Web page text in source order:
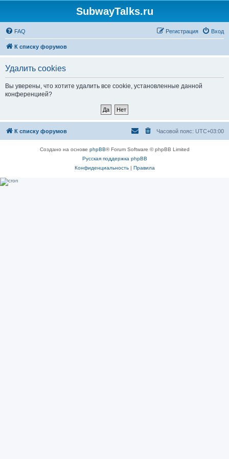
SubwayTalks.ru
FAQ Вход
Регистрация
К списку форумов
Удалить cookies
Вы уверены, что хотите удалить все cookie, установленные данной
конференцией?
К списку форумов Часовой пояс: UTC+03:00
Создано на основе phpBB® Forum Software © phpBB Limited
Русская поддержка phpBB
Конфиденциальность| Правила